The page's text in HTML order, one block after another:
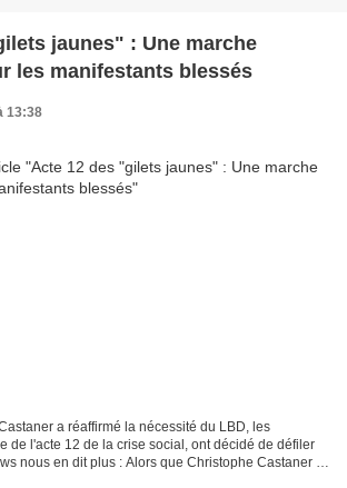
jaunes" : Une marche
les manifestants blessés
13:38
a réaffirmé la nécessité du LBD, les
de l'acte 12 de la crise social, ont décidé de défiler
: Alors que Christophe Castaner a